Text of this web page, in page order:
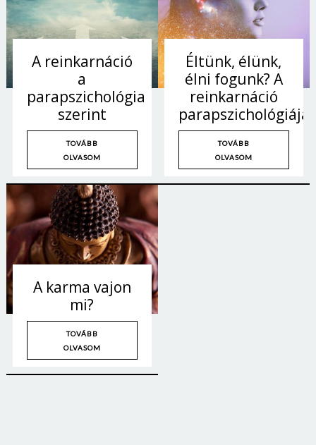
A reinkarnáció
a
parapszichológia
szerint
TOVÁBB
OLVASOM
Éltünk, élünk,
élni fogunk? A
reinkarnáció
parapszichológiája
TOVÁBB
OLVASOM
A karma vajon
mi?
TOVÁBB
OLVASOM
Jelszó
Bejelentkezés